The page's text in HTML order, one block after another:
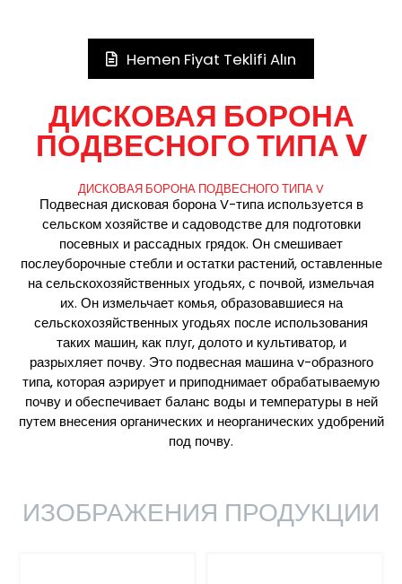
Hemen Fiyat Teklifi Alın
ДИСКОВАЯ БОРОНА
ПОДВЕСНОГО ТИПА V
ДИСКОВАЯ БОРОНА ПОДВЕСНОГО ТИПА V
Подвесная дисковая борона V-типа используется в
сельском хозяйстве и садоводстве для подготовки
посевных и рассадных грядок. Он смешивает
послеуборочные стебли и остатки растений, оставленные
на сельскохозяйственных угодьях, с почвой, измельчая
их. Он измельчает комья, образовавшиеся на
сельскохозяйственных угодьях после использования
таких машин, как плуг, долото и культиватор, и
разрыхляет почву. Это подвесная машина v-образного
типа, которая аэрирует и приподнимает обрабатываемую
почву и обеспечивает баланс воды и температуры в ней
путем внесения органических и неорганических удобрений
под почву.
ИЗОБРАЖЕНИЯ ПРОДУКЦИИ